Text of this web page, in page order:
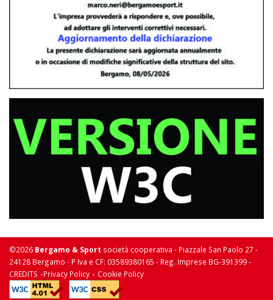
©2026 Bergamo & Sport società cooperativa - Piazzale San Paolo 27 -
24128 Bergamo - P Iva e CF: 03589380165 - Reg. Imprese BG-391399 -
CREDITS -Privacy Policy - Cookie Policy